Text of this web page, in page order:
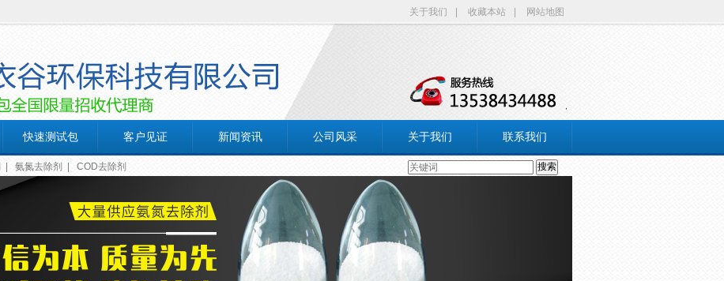
关于我们 收藏本站 网站地图
快速测试包 客户见证 新闻资讯 公司风采 关于我们 联系我们
氨氮去除剂 COD去除剂